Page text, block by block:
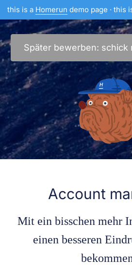
this is a Homerun demo page · this
Später bewerben: schick
Account
Mit ein bisschen mehr
einen besseren